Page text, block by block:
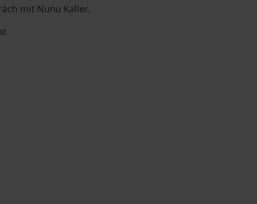
mit Nunu Kaller.